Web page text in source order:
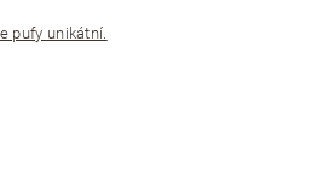
pufy unikátní.